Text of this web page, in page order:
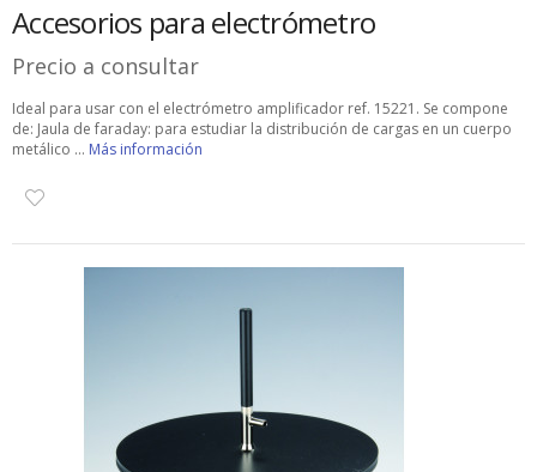
Accesorios para electrómetro
Precio a consultar
Ideal para usar con el electrómetro amplificador ref. 15221. Se compone
de: Jaula de faraday: para estudiar la distribución de cargas en un cuerpo
metálico ... Más información